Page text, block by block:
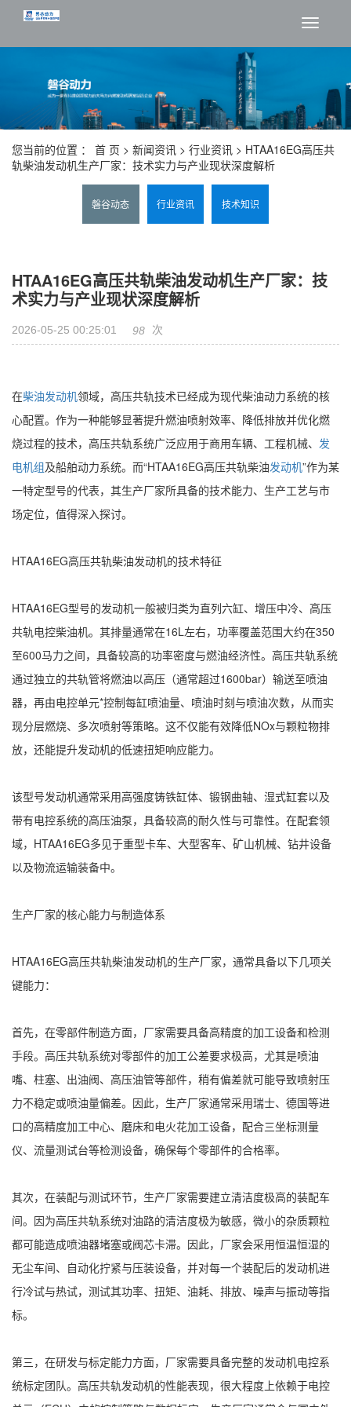
切
您当前的位置 ： 首 页 > 新闻资讯 > 行业资讯 > HTAA16EG高压共
轨柴油发动机生产厂家：技术实力与产业现状深度解析
磐谷动态 行业资讯 技术知识
HTAA16EG高压共轨柴油发动机生产厂家：技
术实力与产业现状深度解析
2026-05-25 00:25:01 98 次
在柴油发动机领域，高压共轨技术已经成为现代柴油动力系统的核
心配置。作为一种能够显著提升燃油喷射效率、降低排放并优化燃
烧过程的技术，高压共轨系统广泛应用于商用车辆、工程机械、 发
电机组及船舶动力系统。而“HTAA16EG高压共轨柴油发动机”作为某
一特定型号的代表，其生产厂家所具备的技术能力、生产工艺与市
场定位，值得深入探讨。
HTAA16EG高压共轨柴油发动机的技术特征
HTAA16EG型号的发动机一般被归类为直列六缸、增压中冷、高压
共轨电控柴油机。其排量通常在16L左右，功率覆盖范围大约在350
至600马力之间，具备较高的功率密度与燃油经济性。高压共轨系统
通过独立的共轨管将燃油以高压（通常超过1600bar）输送至喷油
器，再由电控单元*控制每缸喷油量、喷油时刻与喷油次数，从而实
现分层燃烧、多次喷射等策略。这不仅能有效降低NOx与颗粒物排
放，还能提升发动机的低速扭矩响应能力。
该型号发动机通常采用高强度铸铁缸体、锻钢曲轴、湿式缸套以及
带有电控系统的高压油泵，具备较高的耐久性与可靠性。在配套领
域，HTAA16EG多见于重型卡车、大型客车、矿山机械、钻井设备
以及物流运输装备中。
生产厂家的核心能力与制造体系
HTAA16EG高压共轨柴油发动机的生产厂家，通常具备以下几项关
键能力：
首先，在零部件制造方面，厂家需要具备高精度的加工设备和检测
手段。高压共轨系统对零部件的加工公差要求极高，尤其是喷油
嘴、柱塞、出油阀、高压油管等部件，稍有偏差就可能导致喷射压
力不稳定或喷油量偏差。因此，生产厂家通常采用瑞士、德国等进
口的高精度加工中心、磨床和电火花加工设备，配合三坐标测量
仪、流量测试台等检测设备，确保每个零部件的合格率。
其次，在装配与测试环节，生产厂家需要建立清洁度极高的装配车
间。因为高压共轨系统对油路的清洁度极为敏感，微小的杂质颗粒
都可能造成喷油器堵塞或阀芯卡滞。因此，厂家会采用恒温恒湿的
无尘车间、自动化拧紧与压装设备，并对每一个装配后的发动机进
行冷试与热试，测试其功率、扭矩、油耗、排放、噪声与振动等指
标。
第三，在研发与标定能力方面，厂家需要具备完整的发动机电控系
统标定团队。高压共轨发动机的性能表现，很大程度上依赖于电控